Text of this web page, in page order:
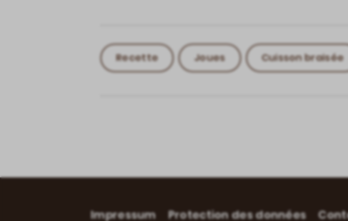
Recette Joues Cuisson braisée
Impressum Protection des données